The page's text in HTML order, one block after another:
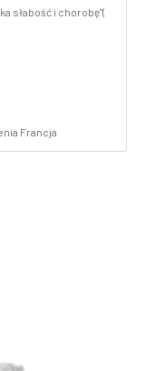
słabość i chorobę"(
Francja